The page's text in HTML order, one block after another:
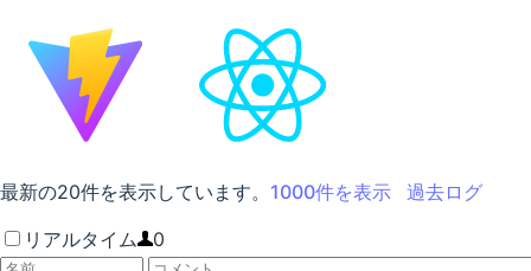
最新の20件を表示しています。 1000件を表示
過去ログ
リアルタイム
0